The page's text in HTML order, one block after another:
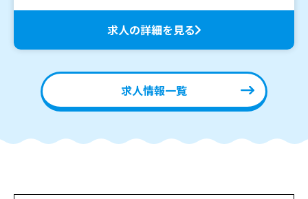
求人の詳細を見る
求人情報一覧